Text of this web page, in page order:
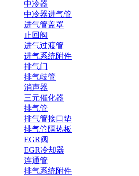
中冷器
中冷器进气管
进气管盖罩
止回阀
进气过渡管
进气系统附件
排气门
排气歧管
消声器
三元催化器
排气管
排气管接口垫
排气管隔热板
EGR阀
EGR冷却器
连通管
排气系统附件